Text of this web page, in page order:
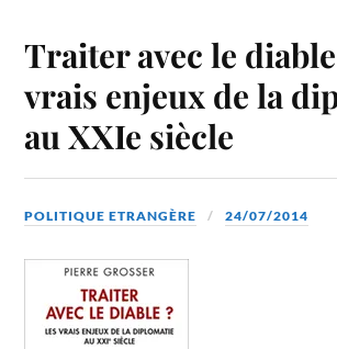
Traiter avec le
vrais enjeux de la
au XXIe siècle
POLITIQUE ETRANGÈRE 24/07/2014